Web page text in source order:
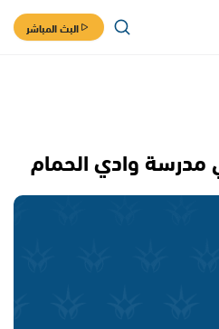
البث المباشر
مدرسة وادي الحمام